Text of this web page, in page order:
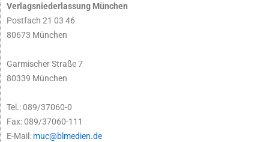
Verlagsniederlassung München
Postfach 21 03 46
80673 München
Garmischer Straße 7
80339 München
Tel.: 089/37060-0
Fax: 089/37060-111
E-Mail: muc@blmedien.de